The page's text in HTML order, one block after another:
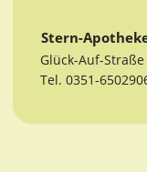
Stern-
Glück-Auf-Straße
Tel. 0351-